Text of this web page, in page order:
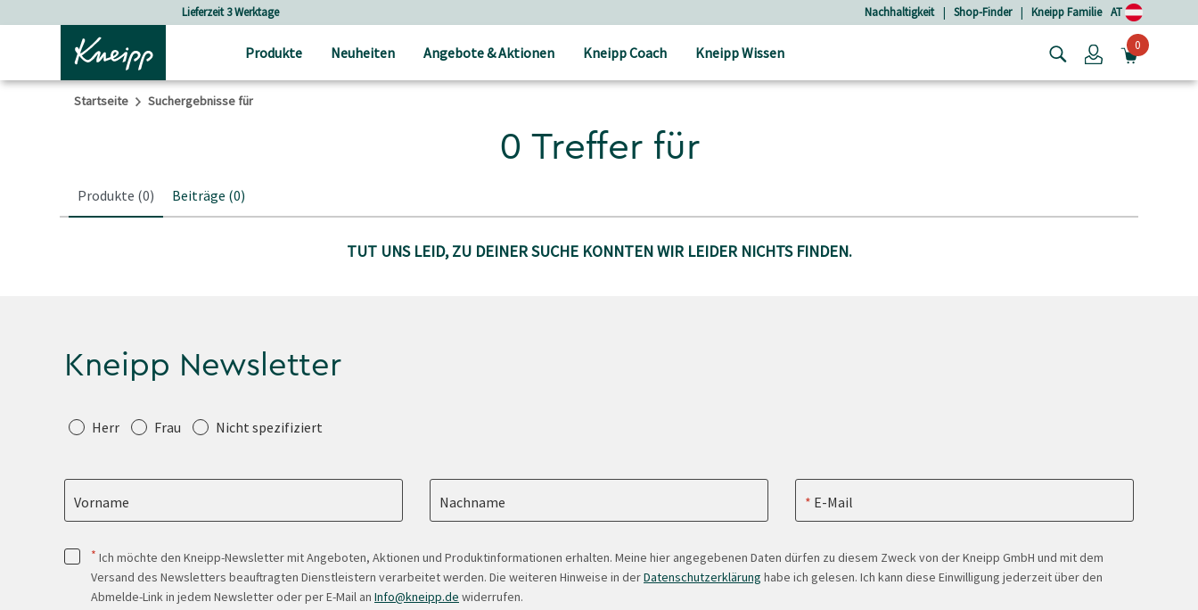
Lieferzeit 3 Werktage Nachhaltigkeit | Shop-Finder | Kneipp Familie AT
Produkte Neuheiten Angebote & Aktionen Kneipp Coach Kneipp Wissen Login0
Startseite Suchergebnisse für
0 Treffer für
Produkte (0) Beiträge (0)
TUT UNS LEID, ZU DEINER SUCHE KONNTEN WIR LEIDER NICHTS FINDEN.
Kneipp Newsletter
Anrede
Herr Frau Nicht spezifiziert
Vorname Nachname E-Mail
* Ich möchte den Kneipp-Newsletter mit Angeboten, Aktionen und Produktinformationen erhalten. Meine hier angegebenen Daten dürfen zu diesem Zweck von der Kneipp GmbH und mit dem
Versand des Newsletters beauftragten Dienstleistern verarbeitet werden. Die weiteren Hinweise in derDatenschutzerklärung habe ich gelesen. Ich kann diese Einwilligung jederzeit über den
Abmelde-Link in jedem Newsletter oder per E-Mail an Info@kneipp.de widerrufen.